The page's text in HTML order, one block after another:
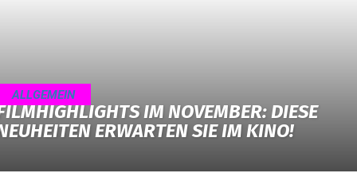
ALLGEMEIN
IM NOVEMBER: DIESE
ERWARTEN SIE IM KINO!